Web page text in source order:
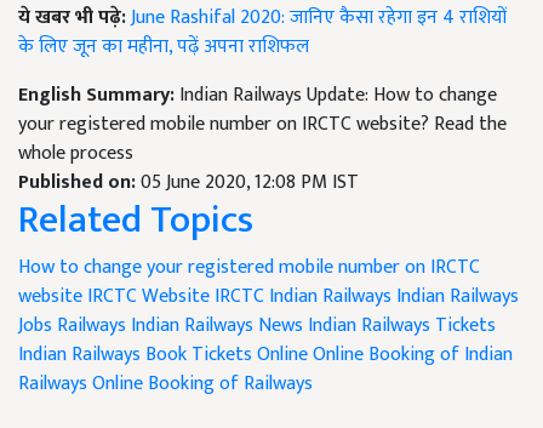
ये खबर भी पढ़े:June Rashifal 2020: जानिए कैसा रहेगा इन 4 राशियों
के लिए जून का महीना, पढ़ें अपना राशिफल
English Summary:Indian Railways Update: How to change
your registered mobile number on IRCTC website? Read the
whole process
Published on:05 June 2020, 12:08 PM IST
Related Topics
How to change your registered mobile number on IRCTC
websiteIRCTC WebsiteIRCTC Indian Railways Indian Railways
Jobs Railways IndianRailways News Indian Railways Tickets
Indian Railways Book Tickets OnlineOnline Booking of Indian
RailwaysOnline Booking of Railways